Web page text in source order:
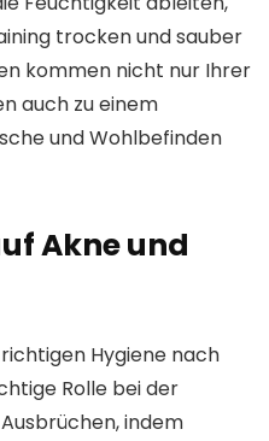
trocken und sauber
kommen nicht nur Ihrer
auch zu einem
und Wohlbefinden
Akne und
Hygiene nach
Rolle bei der
indem